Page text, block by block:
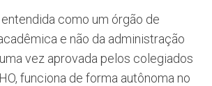
como um órgão de
e não da administração
vez aprovada pelos colegiados
funciona de forma autônoma no